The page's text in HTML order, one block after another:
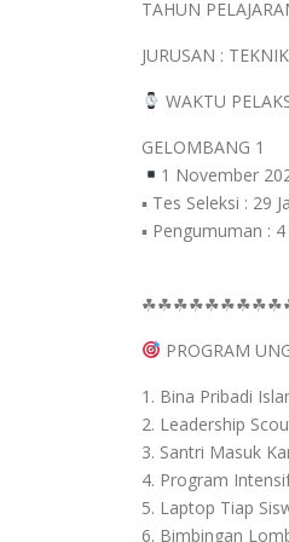
TAHUN
JURUSAN :
WAKTU
GELOMBANG 1
1 November
▪ Tes Seleksi : 29
▪ Pengumuman :
PROGRAM
1. Bina Pribadi
2. Leadership
3. Santri Masuk
4. Program
5. Laptop Tiap
6. Bimbingan